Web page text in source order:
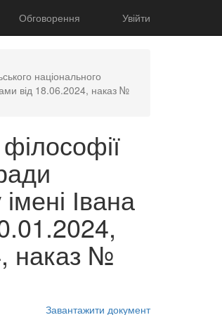
Обговорення Увійти
національного
від 18.06.2024, наказ №
Івана
наказ №
Завантажити документ